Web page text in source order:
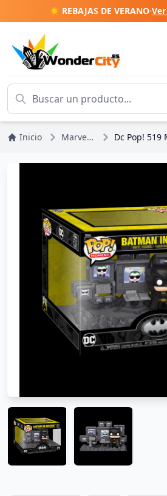
☀️ REBAJAS DE VERANO·
Inicio Marvel DC Comics